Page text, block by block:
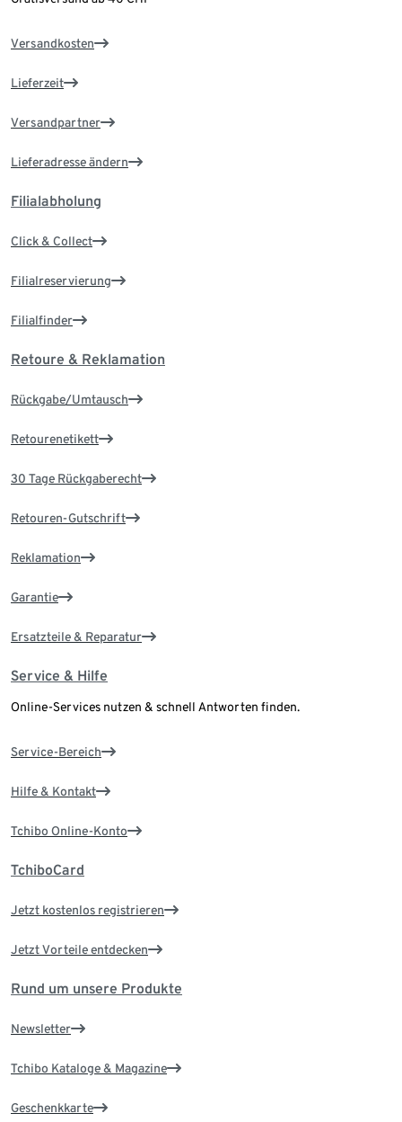
Versandkosten
Lieferzeit
Versandpartner
Lieferadresse ändern
Filialabholung
Click & Collect
Filialreservierung
Filialfinder
Retoure & Reklamation
Rückgabe/Umtausch
Retourenetikett
30 Tage Rückgaberecht
Retouren-Gutschrift
Reklamation
Garantie
Ersatzteile & Reparatur
Service & Hilfe
Online-Services nutzen & schnell Antworten finden.
Service-Bereich
Hilfe & Kontakt
Tchibo Online-Konto
TchiboCard
Jetzt kostenlos registrieren
Jetzt Vorteile entdecken
Rund um unsere Produkte
Newsletter
Tchibo Kataloge & Magazine
Geschenkkarte